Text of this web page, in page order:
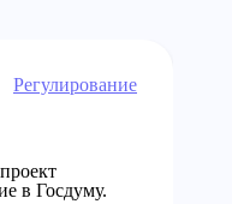
Регулирование
в Госдуму.